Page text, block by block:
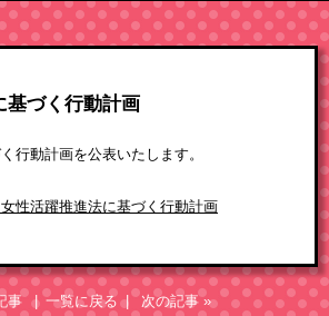
基づく行動計画
行動計画を公表いたします。
性活躍推進法に基づく行動計画
事 | 一覧に戻る | 次の記事 »